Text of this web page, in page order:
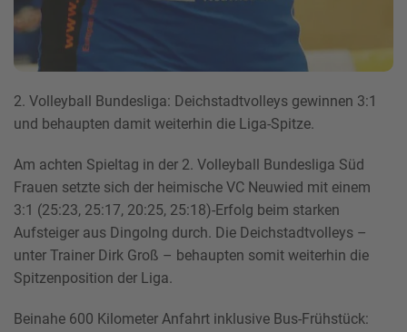
2. Volleyball Bundesliga: Deichstadtvolleys gewinnen 3:1
und behaupten damit weiterhin die Liga-Spitze.
Am achten Spieltag in der 2. Volleyball Bundesliga Süd
Frauen setzte sich der heimische VC Neuwied mit einem
3:1 (25:23, 25:17, 20:25, 25:18)-Erfolg beim starken
Aufsteiger aus Dingolng durch. Die Deichstadtvolleys –
unter Trainer Dirk Groß – behaupten somit weiterhin die
Spitzenposition der Liga.
Beinahe 600 Kilometer Anfahrt inklusive Bus-Frühstück: